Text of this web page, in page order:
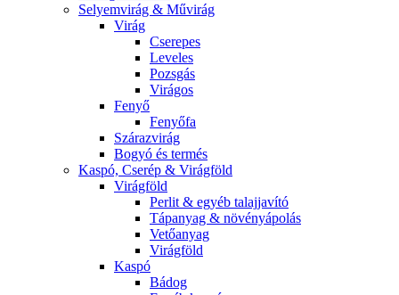
Selyemvirág & Művirág
Virág
Cserepes
Leveles
Pozsgás
Virágos
Fenyő
Fenyőfa
Szárazvirág
Bogyó és termés
Kaspó, Cserép & Virágföld
Virágföld
Perlit & egyéb talajjavító
Tápanyag & növényápolás
Vetőanyag
Virágföld
Kaspó
Bádog